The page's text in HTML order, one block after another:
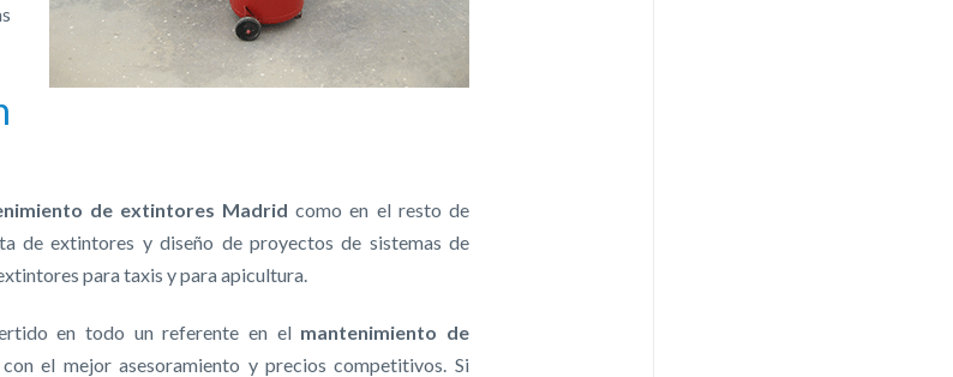
de extintores Madrid como en el resto de
de extintores y diseño de proyectos de sistemas de
para taxis y para apicultura.
en todo un referente en el mantenimiento de
el mejor asesoramiento y precios competitivos. Si